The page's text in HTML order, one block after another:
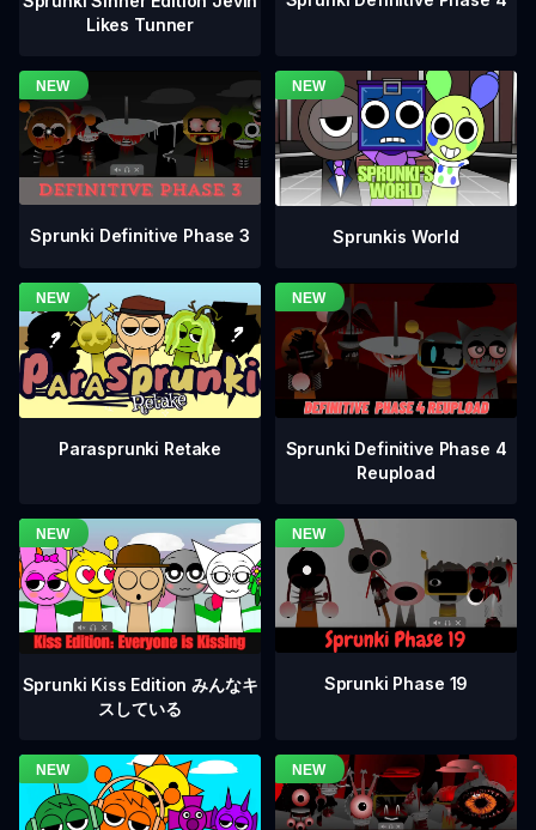
Likes Tunner
Sprunki Definitive Phase 3 Sprunkis World
Parasprunki Retake
Sprunki Definitive Phase 4
Reupload
Sprunki Kiss Edition みんなキ
スしている
Sprunki Phase 19